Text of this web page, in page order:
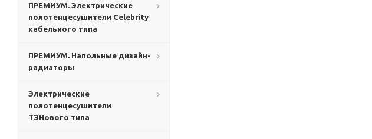
ПРЕМИУМ. Электрические
полотенцесушители Celebrity
кабельного типа
ПРЕМИУМ. Напольные дизайн-
радиаторы
Электрические
полотенцесушители
ТЭНового типа